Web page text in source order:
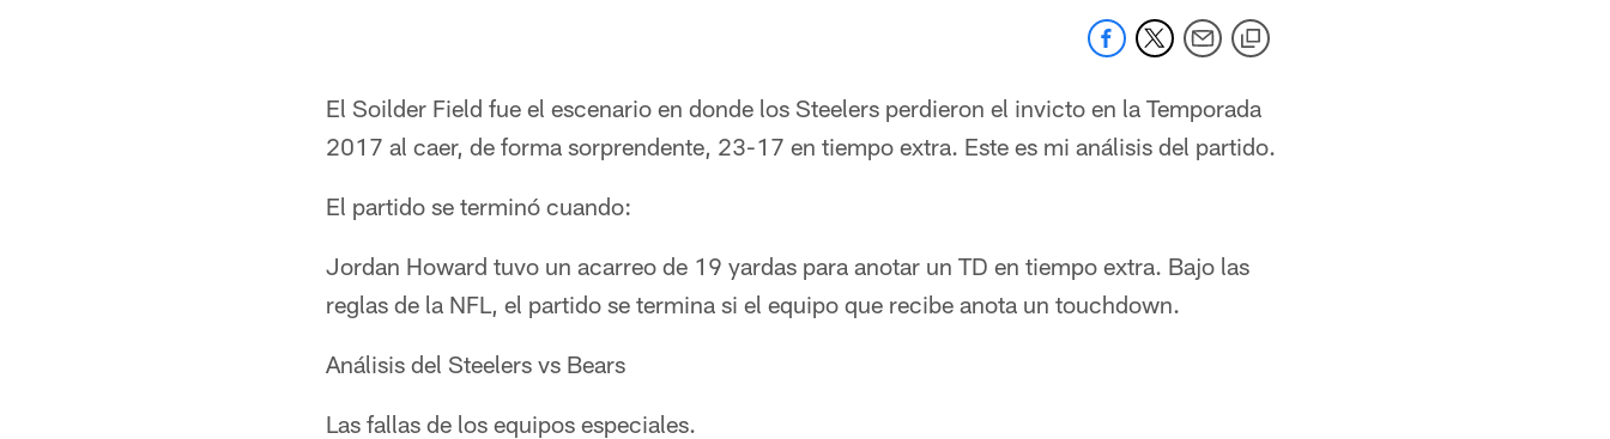
El Soilder Field fue el escenario en donde los Steelers perdieron el invicto en la Temporada
2017 al caer, de forma sorprendente, 23-17 en tiempo extra. Este es mi análisis del partido.
El partido se terminó cuando:
Jordan Howard tuvo un acarreo de 19 yardas para anotar un TD en tiempo extra. Bajo las
reglas de la NFL, el partido se termina si el equipo que recibe anota un touchdown.
Análisis del Steelers vs Bears
Las fallas de los equipos especiales.